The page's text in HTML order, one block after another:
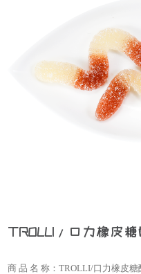
TROLLI/口力橡皮糖
商 品 名 称：TROLLI/口力橡皮糖